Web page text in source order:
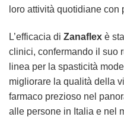
loro attività quotidiane con
L’efficacia di Zanaflex è
clinici, confermando il suo
linea per la spasticità
migliorare la qualità della
farmaco prezioso nel
alle persone in Italia e nel